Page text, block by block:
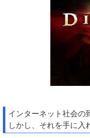
インターネット社会の
しかし、それを手に入